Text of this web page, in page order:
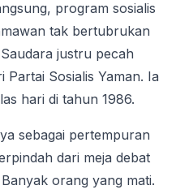
program sosialis
tak bertubrukan
justru pecah
Sosialis Yaman. Ia
hari di tahun 1986.
sebagai pertempuran
dari meja debat
orang yang mati.